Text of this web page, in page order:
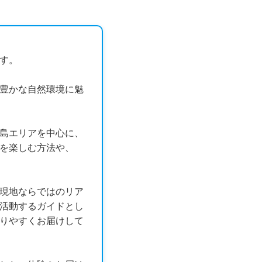
。
かな自然環境に魅
エリアを中心に、
楽しむ方法や、
地ならではのリア
動するガイドとし
やすくお届けして